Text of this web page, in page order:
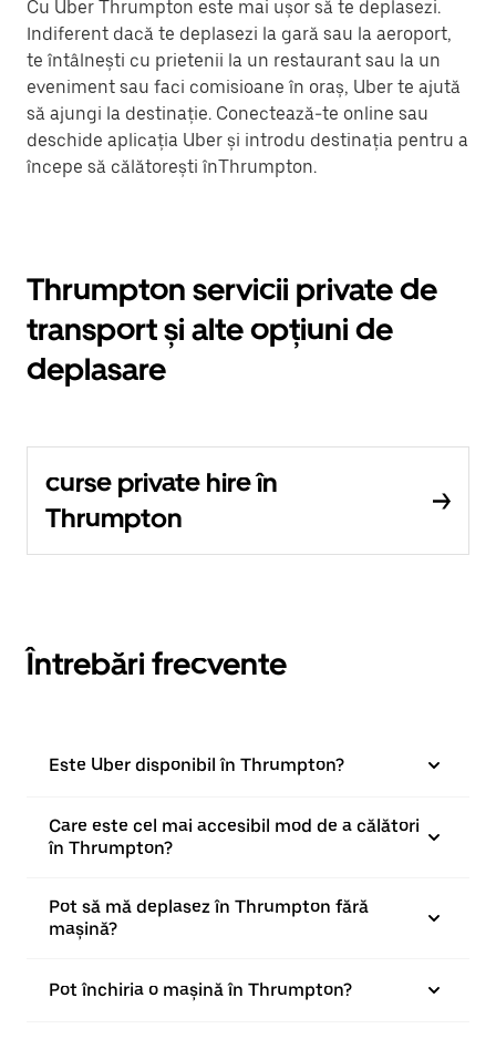
Cu Uber Thrumpton este mai ușor să te deplasezi.
Indiferent dacă te deplasezi la gară sau la aeroport,
te întâlnești cu prietenii la un restaurant sau la un
eveniment sau faci comisioane în oraș, Uber te ajută
să ajungi la destinație. Conectează-te online sau
deschide aplicația Uber și introdu destinația pentru a
începe să călătorești înThrumpton.
Thrumpton servicii private de
transport și alte opțiuni de
deplasare
curse private hire în
Thrumpton
Întrebări frecvente
Este Uber disponibil în Thrumpton?
Care este cel mai accesibil mod de a călători
în Thrumpton?
Pot să mă deplasez în Thrumpton fără
mașină?
Pot închiria o mașină în Thrumpton?